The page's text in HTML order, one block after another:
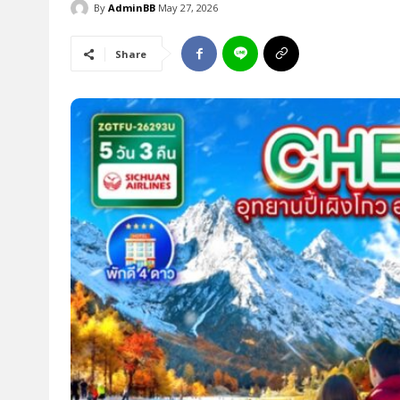
By AdminBB May 27, 2026
Share